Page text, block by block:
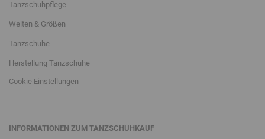
Tanzschuhpflege
Weiten & Größen
Tanzschuhe
Herstellung Tanzschuhe
Cookie Einstellungen
INFORMATIONEN ZUM TANZSCHUHKAUF